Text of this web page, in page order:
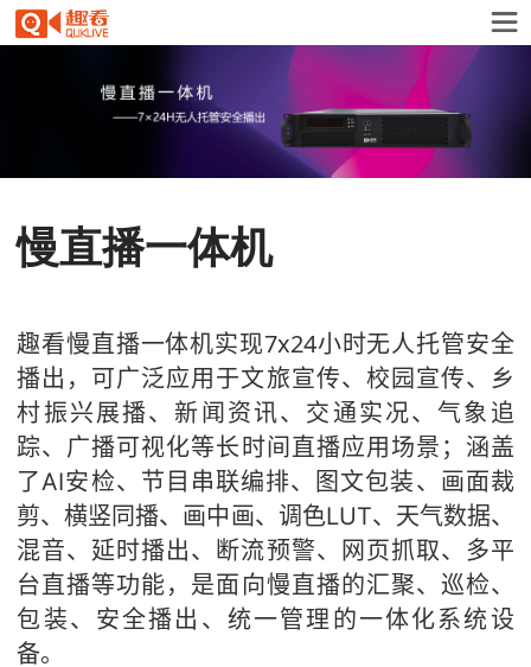
慢直播一体机
趣看慢直播一体机实现7x24小时无人托管安全
播出，可广泛应用于文旅宣传、 校园宣传、乡
村振兴展播、 新闻资讯、交通实况、气象 追
踪、广播可视化等长时间直播应用场景；涵盖
了AI安检、 节目串联编排、 图文包装、画面裁
剪、横竖同播、 画中画、调色LUT、 天气数据、
混音、延时播出、断流预警、
网页抓取、 多平
台直播等功能， 是面向慢直播的汇聚、巡检、
包装、安全播出、统一管理的一体化系统设
备。